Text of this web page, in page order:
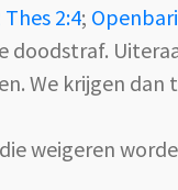
Thes 2:4;
doodstraf.
We krijgen dan
weigeren